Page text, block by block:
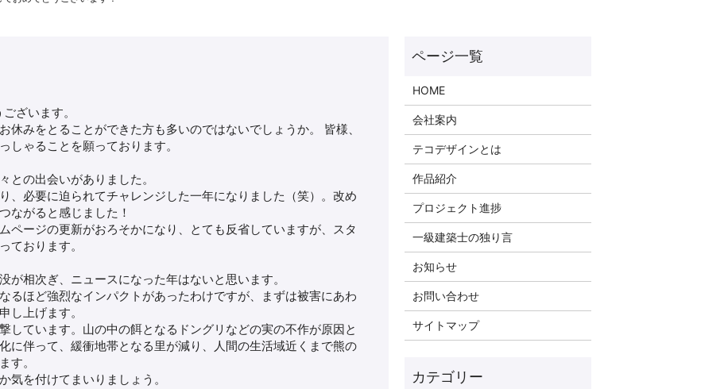
ざいます。
みをとることができた方も多いのではないでしょうか。 皆様、
しゃることを願っております。
の出会いがありました。
、必要に迫られてチャレンジした一年になりました（笑）。改め
ながると感じました！
ページの更新がおろそかになり、とても反省していますが、スタ
ております。
相次ぎ、ニュースになった年はないと思います。
るほど強烈なインパクトがあったわけですが、まずは被害にあわ
し上げます。
しています。山の中の餌となるドングリなどの実の不作が原因と
に伴って、緩衝地帯となる里が減り、人間の生活域近くまで熊の
す。
気を付けてまいりましょう。
HOME
会社案内
テコデザインとは
作品紹介
プロジェクト進捗
一級建築士の独り言
お知らせ
お問い合わせ
サイトマップ